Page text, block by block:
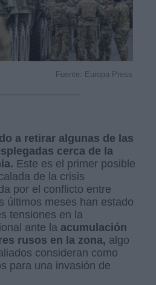
Fuente: Europa Press
a retirar algunas de las
cerca de la
Este es el primer posible
de la crisis
por el conflicto entre
últimos meses han estado
tensiones en la
ante la acumulación
rusos en la zona, algo
consideran como
para una invasión de